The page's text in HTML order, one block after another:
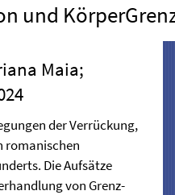
und
Maia;
der Verrückung,
romanischen
Die Aufsätze
von Grenz-